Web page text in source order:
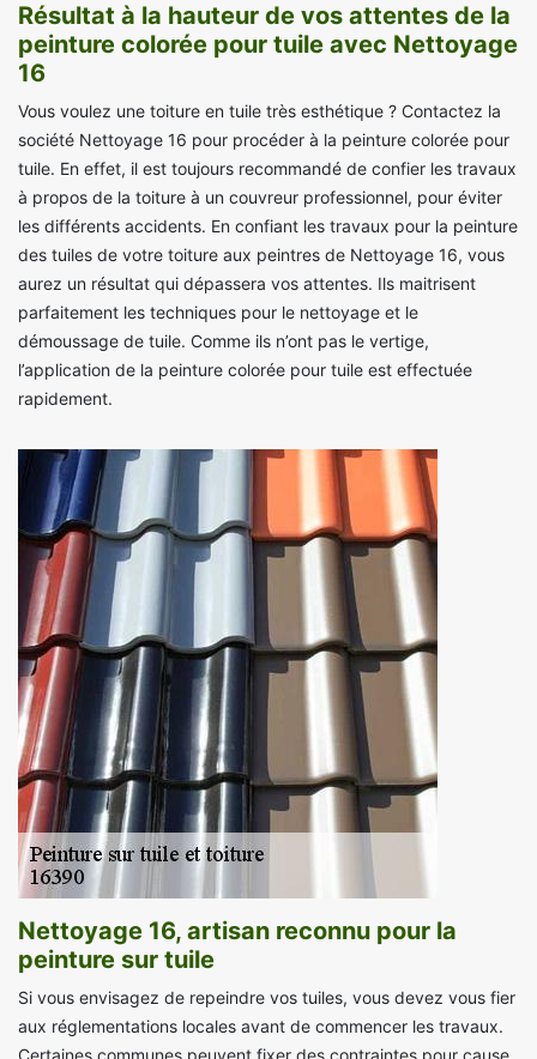
Résultat à la hauteur de vos attentes de la
peinture colorée pour tuile avec Nettoyage
16
Vous voulez une toiture en tuile très esthétique ? Contactez la
société Nettoyage 16 pour procéder à la peinture colorée pour
tuile. En effet, il est toujours recommandé de confier les travaux
à propos de la toiture à un couvreur professionnel, pour éviter
les différents accidents. En confiant les travaux pour la peinture
des tuiles de votre toiture aux peintres de Nettoyage 16, vous
aurez un résultat qui dépassera vos attentes. Ils maitrisent
parfaitement les techniques pour le nettoyage et le
démoussage de tuile. Comme ils n’ont pas le vertige,
l’application de la peinture colorée pour tuile est effectuée
rapidement.
Nettoyage 16, artisan reconnu pour la
peinture sur tuile
Si vous envisagez de repeindre vos tuiles, vous devez vous fier
aux réglementations locales avant de commencer les travaux.